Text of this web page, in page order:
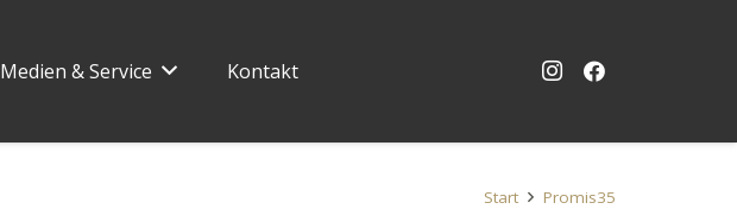
Medien & Service Kontakt
Start Promis35